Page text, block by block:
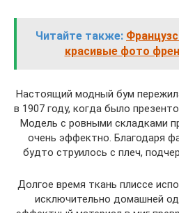
Читайте также:
красивые фото
Настоящий модный бум
в 1907 году, когда было
Модель с ровными складками
очень эффектно. Благодаря
будто струилось с плеч,
Долгое время ткань плиссе
исключительно домашней